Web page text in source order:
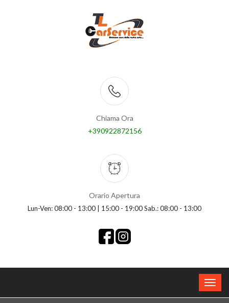
Chiama Ora
+390922872156
Orario Apertura
Lun-Ven: 08:00 - 13:00 | 15:00 - 19:00 Sab.: 08:00 - 13:00